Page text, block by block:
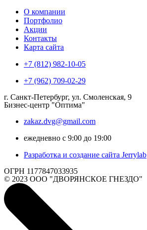
О компании
Портфолио
Акции
Контакты
Карта сайта
+7 (812) 982-10-05
+7 (962) 709-02-29
г. Санкт-Петербург, ул. Смоленская, 9
Бизнес-центр "Оптима"
zakaz.dvg@gmail.com
ежедневно с 9:00 до 19:00
Разработка и создание сайта Jerrylab
ОГРН 1177847033935
© 2023 ООО "ДВОРЯНСКОЕ ГНЕЗДО"